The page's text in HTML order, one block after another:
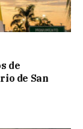
de
de San